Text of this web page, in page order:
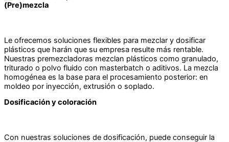
(Pre)mezcla
Le ofrecemos soluciones flexibles para mezclar y dosificar
plásticos que harán que su empresa resulte más rentable.
Nuestras premezcladoras mezclan plásticos como granulado,
triturado o polvo fluido con masterbatch o aditivos. La mezcla
homogénea es la base para el procesamiento posterior: en
moldeo por inyección, extrusión o soplado.
Dosificación y coloración
Con nuestras soluciones de dosificación, puede conseguir la